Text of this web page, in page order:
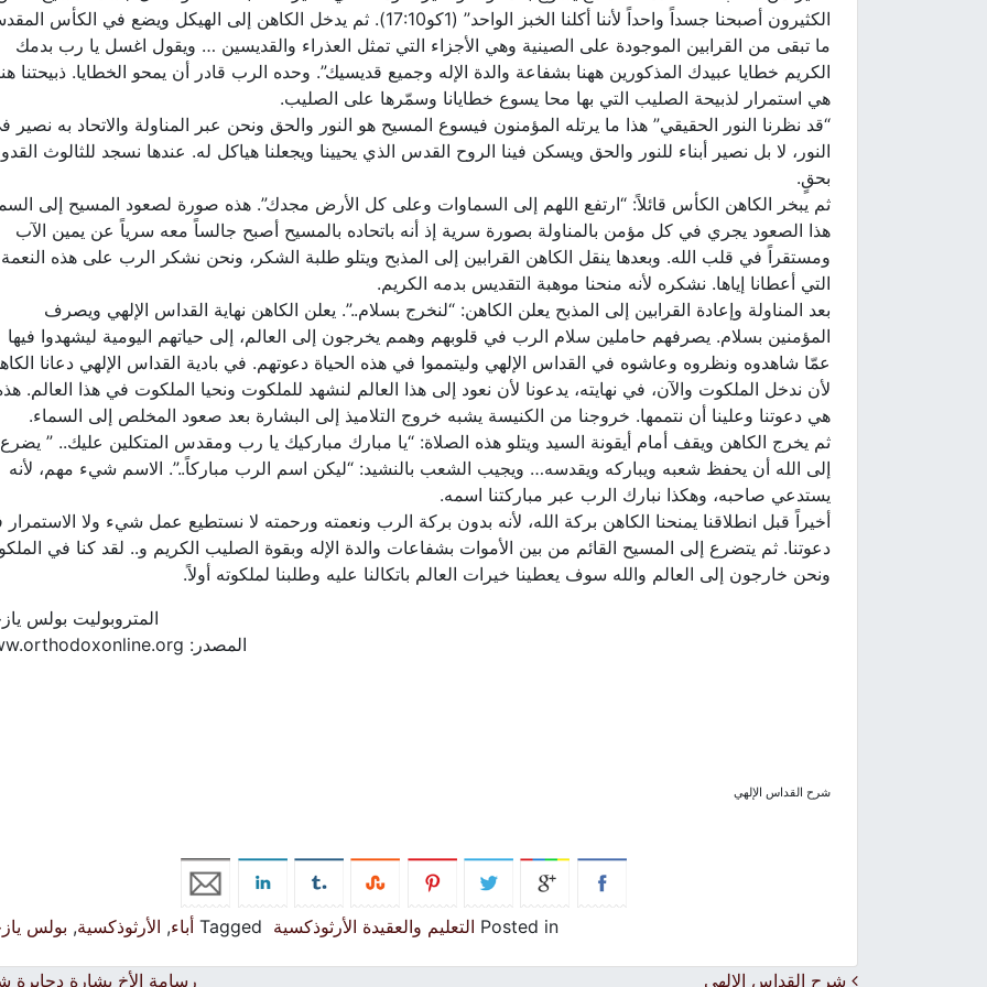
الكثيرون أصبحنا جسداً واحداً لأننا أكلنا الخبز الواحد” (1كو17:10). ثم يدخل الكاهن إلى الهيكل ويضع في الكأس
ما تبقى من القرابين الموجودة على الصينية وهي الأجزاء التي تمثل العذراء والقديسين … ويقول اغسل يا رب بدمك
الكريم خطايا عبيدك المذكورين ههنا بشفاعة والدة الإله وجميع قديسيك”. وحده الرب قادر أن يمحو الخطايا. ذبيحتنا
هي استمرار لذبيحة الصليب التي بها محا يسوع خطايانا وسمّرها على الصليب.
“قد نظرنا النور الحقيقي” هذا ما يرتله المؤمنون فيسوع المسيح هو النور والحق ونحن عبر المناولة والاتحاد به نصير
النور، لا بل نصير أبناء للنور والحق ويسكن فينا الروح القدس الذي يحيينا ويجعلنا هياكل له. عندها نسجد للثالوث
بحقٍ.
ثم يبخر الكاهن الكأس قائلاً: “ارتفع اللهم إلى السماوات وعلى كل الأرض مجدك”. هذه صورة لصعود المسيح إلى
هذا الصعود يجري في كل مؤمن بالمناولة بصورة سرية إذ أنه باتحاده بالمسيح أصبح جالساً معه سرياً عن يمين الآب
ومستقراً في قلب الله. وبعدها ينقل الكاهن القرابين إلى المذبح ويتلو طلبة الشكر، ونحن نشكر الرب على هذه النعمة
التي أعطانا إياها. نشكره لأنه منحنا موهبة التقديس بدمه الكريم.
بعد المناولة وإعادة القرابين إلى المذبح يعلن الكاهن: “لنخرج بسلام..”. يعلن الكاهن نهاية القداس الإلهي ويصرف
المؤمنين بسلام. يصرفهم حاملين سلام الرب في قلوبهم وهمم يخرجون إلى العالم، إلى حياتهم اليومية ليشهدوا فيها
عمّا شاهدوه ونظروه وعاشوه في القداس الإلهي وليتمموا في هذه الحياة دعوتهم. في بادية القداس الإلهي دعانا
لأن ندخل الملكوت والآن، في نهايته، يدعونا لأن نعود إلى هذا العالم لنشهد للملكوت ونحيا الملكوت في هذا العالم.
هي دعوتنا وعلينا أن نتممها. خروجنا من الكنيسة يشبه خروج التلاميذ إلى البشارة بعد صعود المخلص إلى السماء.
ثم يخرج الكاهن ويقف أمام أيقونة السيد ويتلو هذه الصلاة: “يا مبارك مباركيك يا رب ومقدس المتكلين عليك.. ” يضرع
إلى الله أن يحفظ شعبه ويباركه ويقدسه… ويجيب الشعب بالنشيد: “ليكن اسم الرب مباركاً..”. الاسم شيء مهم، لأنه
يستدعي صاحبه، وهكذا نبارك الرب عبر مباركتنا اسمه.
أخيراً قبل انطلاقنا يمنحنا الكاهن بركة الله، لأنه بدون بركة الرب ونعمته ورحمته لا نستطيع عمل شيء ولا
دعوتنا. ثم يتضرع إلى المسيح القائم من بين الأموات بشفاعات والدة الإله وبقوة الصليب الكريم و.. لقد كنا في
ونحن خارجون إلى العالم والله سوف يعطينا خيرات العالم باتكالنا عليه وطلبنا لملكوته أولاً.
المتروبوليت بولس
المصدر: www.orthodoxonline.org
شرح القداس الإلهي
Posted in التعليم والعقيدة الأرثوذكسية Tagged أباء, الأرثوذكسية, بولس
شرح القداس الإلهي رسامة الأخ بشارة دحابرة